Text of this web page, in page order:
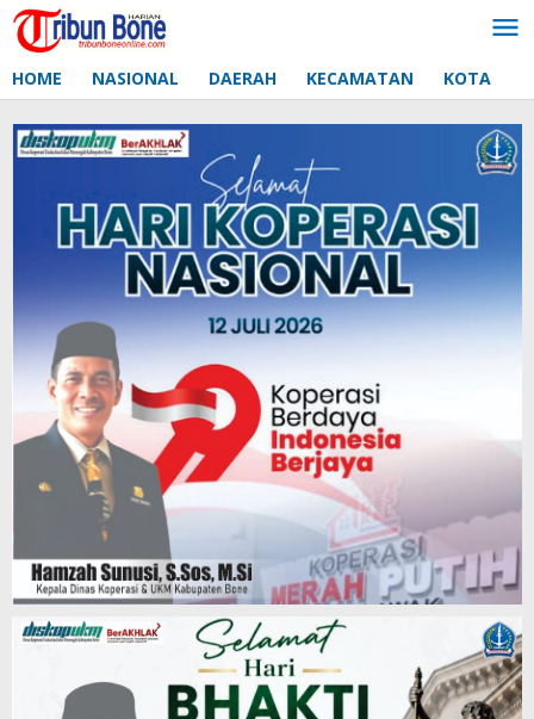
Lewati
ke
HOME NASIONAL DAERAH KECAMATAN KOTA